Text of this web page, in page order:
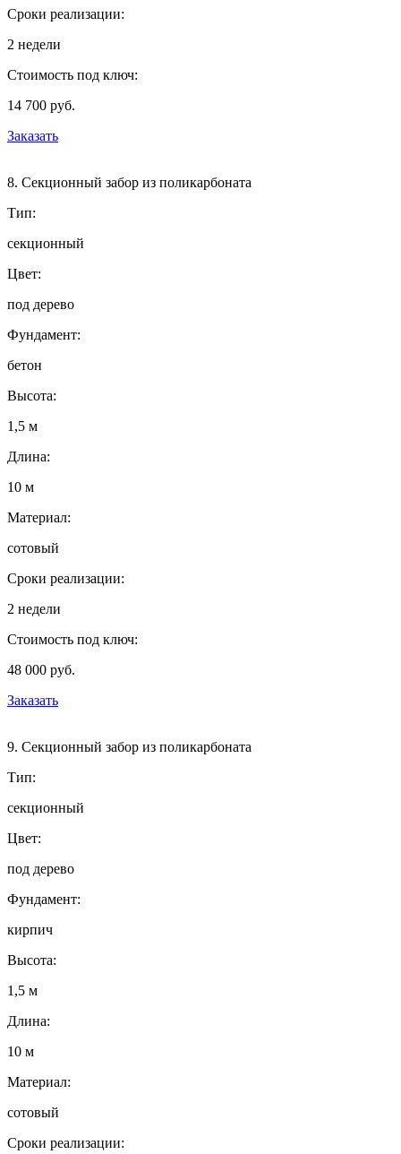
Сроки реализации:
2 недели
Стоимость под ключ:
14 700 руб.
Заказать
8. Секционный забор из поликарбоната
Тип:
секционный
Цвет:
под дерево
Фундамент:
бетон
Высота:
1,5 м
Длина:
10 м
Материал:
сотовый
Сроки реализации:
2 недели
Стоимость под ключ:
48 000 руб.
Заказать
9. Секционный забор из поликарбоната
Тип:
секционный
Цвет:
под дерево
Фундамент:
кирпич
Высота:
1,5 м
Длина:
10 м
Материал:
сотовый
Сроки реализации: